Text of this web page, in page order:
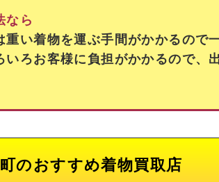
なら
重い着物を運ぶ手間がかかるので
ろお客様に負担がかかるので、
のおすすめ着物買取店